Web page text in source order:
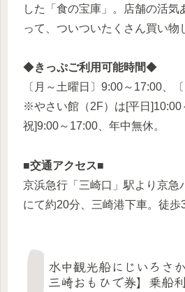
した「食の宝庫」。店舗の活気
って、ついついたくさん買い物
◆きっぷご利用可能時間◆
〔月～土曜日〕9:00～17:00、
※やさい館（2F）は[平日]10:00
祝]9:00～17:00、年中無休。
■交通アクセス■
京浜急行「三崎口」駅より京急
にて約20分、三崎港下車。徒歩3
水中観光船にじいろさ
三崎おもひで券】乗船